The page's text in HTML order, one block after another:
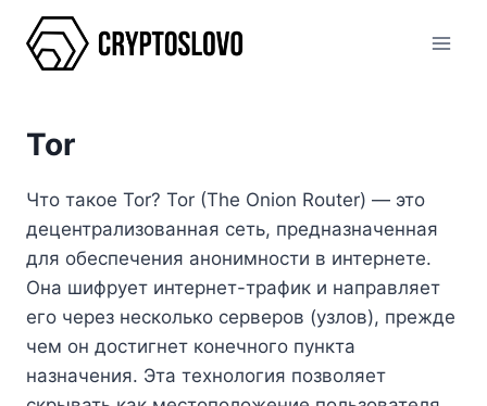
Перейти
содержимому
Tor
Что такое Tor? Tor (The Onion Router) — это
децентрализованная сеть, предназначенная
для обеспечения анонимности в интернете.
Она шифрует интернет-трафик и направляет
его через несколько серверов (узлов), прежде
чем он достигнет конечного пункта
назначения. Эта технология позволяет